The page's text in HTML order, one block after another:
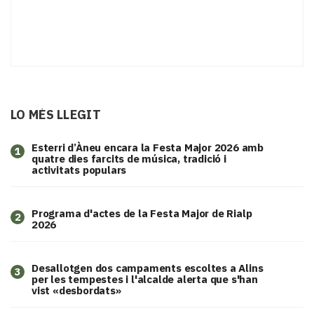
LO MÉS LLEGIT
1
Esterri d’Àneu encara la Festa Major 2026 amb
quatre dies farcits de música, tradició i
activitats populars
2
Programa d'actes de la Festa Major de Rialp
2026
3
​Desallotgen dos campaments escoltes a Alins
per les tempestes i l'alcalde alerta que s'han
vist «desbordats»